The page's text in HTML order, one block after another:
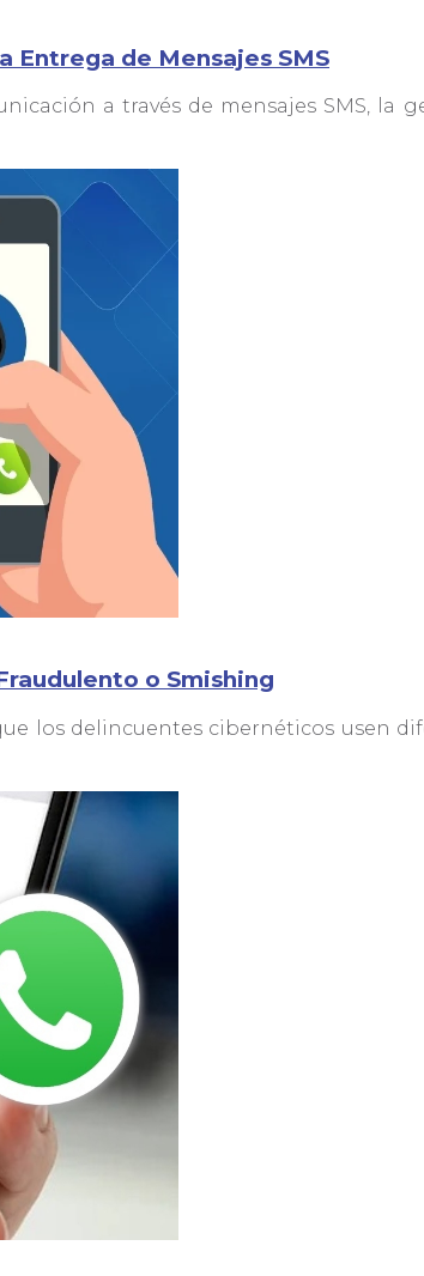
Entrega de Mensajes SMS
a través de mensajes SMS, la
o Smishing
los delincuentes cibernéticos usen